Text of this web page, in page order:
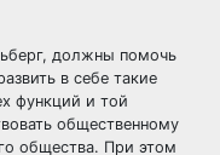
должны помочь
в себе такие
функций и той
общественному
общества. При этом